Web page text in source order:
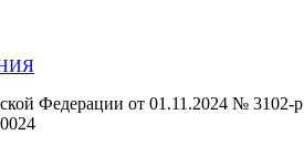
Федерации от 01.11.2024 № 3102-р